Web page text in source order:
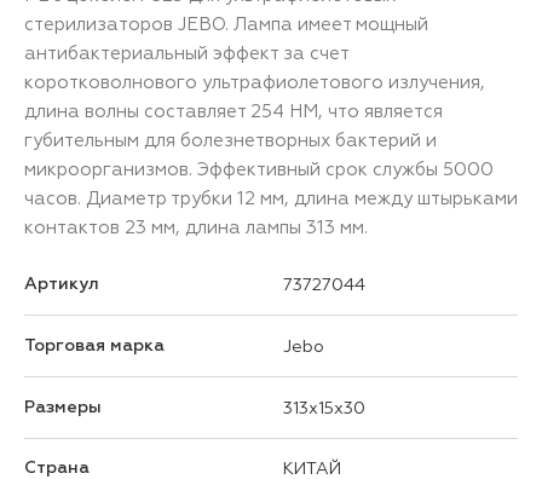
стерилизаторов JEBO. Лампа имеет мощный
антибактериальный эффект за счет
коротковолнового ультрафиолетового излучения,
длина волны составляет 254 НМ, что является
губительным для болезнетворных бактерий и
микроорганизмов. Эффективный срок службы 5000
часов. Диаметр трубки 12 мм, длина между штырьками
контактов 23 мм, длина лампы 313 мм.
Артикул 73727044
Торговая марка Jebo
Размеры 313x15x30
Страна КИТАЙ